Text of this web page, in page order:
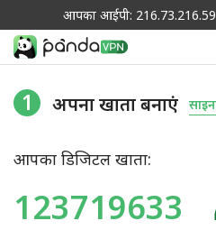
आपका आईपी: 216.73.216.59
1 अपना खाता बनाएं
आपका डिजिटल खाता:
123719633